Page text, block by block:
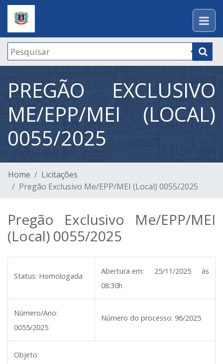
PREGÃO EXCLUSIVO
ME/EPP/MEI (LOCAL)
0055/2025
Home
Licitações
Pregão Exclusivo Me/EPP/MEI (Local) 0055/2025
Pregão Exclusivo Me/EPP/MEI
(Local) 0055/2025
Status: Homologada
Abertura em:
25/11/2025 às
08:30h
Número/Ano:
0055/2025
Número do processo: 96/2025
Objeto: